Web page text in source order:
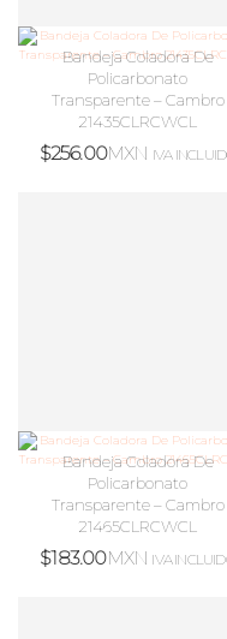
Bandeja Coladora De
Policarbonato
Transparente – Cambro
21435CLRCWCL
$256.00MXN IVA
Bandeja Coladora De
Policarbonato
Transparente – Cambro
21465CLRCWCL
$183.00MXN IVA